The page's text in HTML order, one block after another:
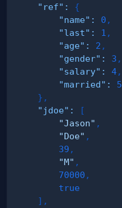
"ref" :
{
"name" : 0 ,
"last" : 1 ,
"age" : 2 ,
"gender" : 3 ,
"salary" : 4,
"married" :
5
} ,
"jdoe" :
[
"Jason" ,
"Doe" ,
39 ,
"M" ,
70000 ,
true
] ,